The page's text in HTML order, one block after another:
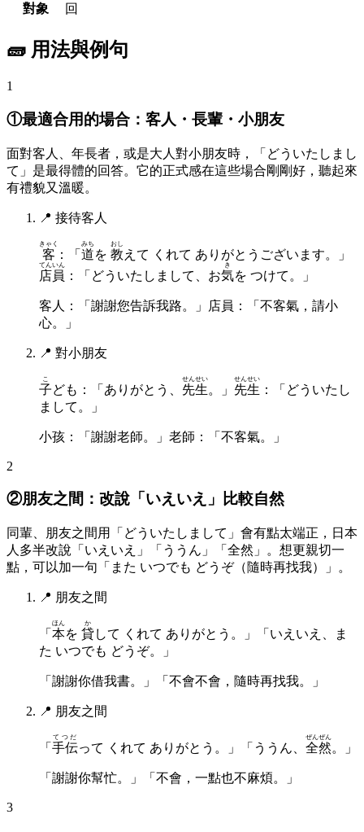
對象
回
🧱 用法與例句
1
①最適合用的場合：客人・長輩・小朋友
面對客人、年長者，或是大人對小朋友時，「どういたしまし
て」是最得體的回答。它的正式感在這些場合剛剛好，聽起來
有禮貌又溫暖。
📍 接待客人
客
きゃく
：「 道
みち
を 教
おし
えて くれて ありがとうございます。」
店員
てんいん
：「どういたしまして、お気
き
を つけて。」
客人：「謝謝您告訴我路。」店員：「不客氣，請小
心。」
📍 對小朋友
子
こ
ども：「ありがとう、 先生
せんせい
。」 先生
せんせい
：「どういたし
まして。」
小孩：「謝謝老師。」老師：「不客氣。」
2
②朋友之間：改說「いえいえ」比較自然
同輩、朋友之間用「どういたしまして」會有點太端正，日本
人多半改說「いえいえ」「ううん」「全然」。想更親切一
點，可以加一句「また いつでも どうぞ（隨時再找我）」。
📍 朋友之間
「 本
ほん
を 貸
か
して くれて ありがとう。」「いえいえ、ま
た いつでも どうぞ。」
「謝謝你借我書。」「不會不會，隨時再找我。」
📍 朋友之間
「 手伝
てつだ
って くれて ありがとう。」「ううん、 全然
ぜんぜん
。」
「謝謝你幫忙。」「不會，一點也不麻煩。」
3